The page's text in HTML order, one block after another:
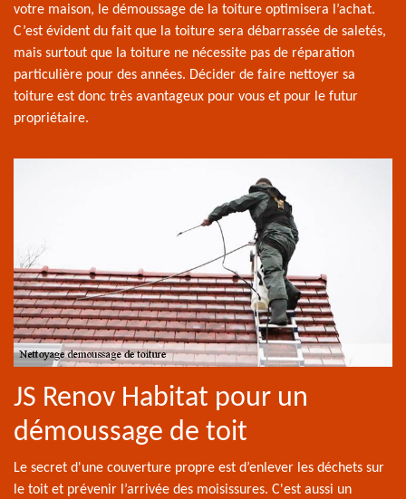
votre maison, le démoussage de la toiture optimisera l’achat.
C’est évident du fait que la toiture sera débarrassée de saletés,
mais surtout que la toiture ne nécessite pas de réparation
particulière pour des années. Décider de faire nettoyer sa
toiture est donc très avantageux pour vous et pour le futur
propriétaire.
JS Renov Habitat pour un
démoussage de toit
Le secret d'une couverture propre est d’enlever les déchets sur
le toit et prévenir l’arrivée des moisissures. C'est aussi un